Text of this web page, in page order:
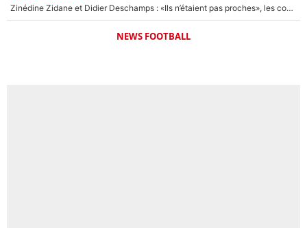
Zinédine Zidane et Didier Deschamps : «Ils n’étaient pas proches», les confidences d’un membre de l’équipe de France 1998 sur leur relation spéciale
NEWS FOOTBALL